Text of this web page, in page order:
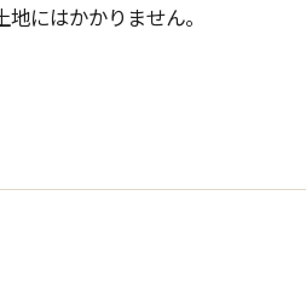
にはかかりません。